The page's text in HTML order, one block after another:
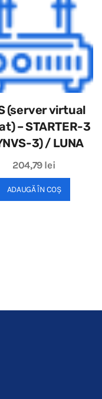
(server virtual
– STARTER-3
3) / LUNA
204,79 lei
ADAUGĂ ÎN COȘ